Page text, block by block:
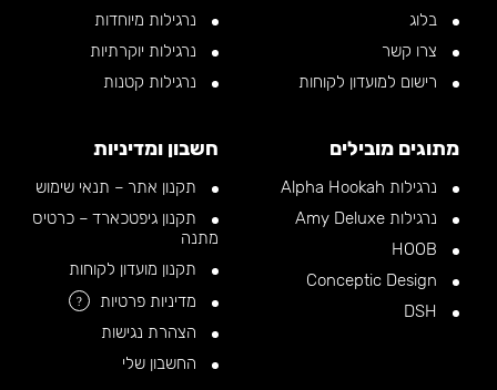
בלוג
צרו קשר
רישום למועדון לקוחות
נרגילות מיוחדות
נרגילות יוקרתיות
נרגילות קטנות
מתוגים מובילים
נרגילות Alpha Hookah
נרגילות Amy Deluxe
חשבון ומדיניות
תקנון אתר – תנאי שימוש
תקנון גיפטכארד – כרטיס
מתנה
תקנון מועדון לקוחות
מדיניות פרטיות
?
הצהרת נגישות
החשבון שלי